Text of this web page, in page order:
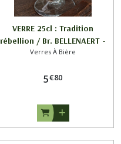
VERRE 25cl : Tradition
rébellion / Br. BELLENAERT -
Outtersteene
Verres À Bière
5€80